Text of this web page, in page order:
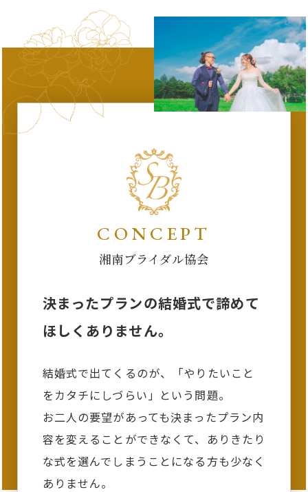
CONCEPT
湘南ブライダル協会
決まったプランの結婚式で諦めて
ほしくありません。
結婚式で出てくるのが、「やりたいこと
をカタチにしづらい」という問題。
お二人の要望があっても決まったプラン内
容を変えることができなくて、ありきたり
な式を選んでしまうことになる方も少なく
ありません。